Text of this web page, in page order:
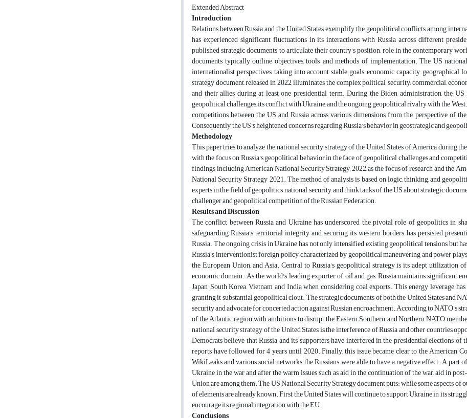
Extended Abstract
Introduction
Relations between Russia and the United States exemplify the geopolitical conflicts among
has experienced significant fluctuations in its interactions with Russia across different
published strategic documents to articulate their country's position, role in the contemporary
documents typically outline objectives, tools, and methods of implementation. The US
internationalist perspectives, taking into account stable goals, economic capacity,
strategy document, released in 2022, illuminates the complex political, security, commercial,
and their allies during at least one presidential term. During the Biden administration, the
geopolitical challenges, its conflict with Ukraine, and the ongoing geopolitical rivalry with the
competitions between the US and Russia across various dimensions from the perspective of
Consequently, the US's heightened concerns regarding Russia's behavior in geostrategic and
Methodology
This paper tries to analyze the national security strategy of the United States of America during
with the focus on Russia's geopolitical behavior in the face of geopolitical challenges and
findings including American National Security Strategy, 2022, as the focus of research and the
National Security Strategy 2021. The method of analysis is based on logic, thinking, and
experts in the field of geopolitics, national security, and think tanks of the US about strategic
challenger and geopolitical competition of the Russian Federation.
Results and Discussion
The conflict between Russia and Ukraine has underscored the pivotal role of geopolitics in
safeguarding Russia's territorial integrity and securing its western borders, has persisted,
Russia. The ongoing crisis in Ukraine has not only intensified existing geopolitical tensions but
Russia's interventionist foreign policy, characterized by geopolitical maneuvering and power
the European Union, and Asia. Central to Russia's geopolitical strategy is its adept
economic domain. As the world's leading exporter of oil and gas, Russia maintains significant
Japan, South Korea, Vietnam, and India when considering coal exports. This energy leverage
granting it substantial geopolitical clout. The strategic documents of both the United States and
security and advocate for concerted action against Russian encroachment. According to NATO's
of the Atlantic region, with ambitions to disrupt the Eastern, Southern, and Northern NATO
national security strategy of the United States is the interference of Russia and other countries
Democrats believe that Russia and its supporters have interfered in the presidential elections
reports have followed for 4 years until 2020. Finally, this issue became clear to the American
WikiLeaks and various social networks, the Russians were able to have a negative effect. A
Ukraine in the war and after the warm issues such as aid in the continuation of the war, aid in
Union are among them. The US National Security Strategy document puts: while some aspects
of elements are already known. First, the United States will continue to support Ukraine in its
encourage its regional integration with the EU.